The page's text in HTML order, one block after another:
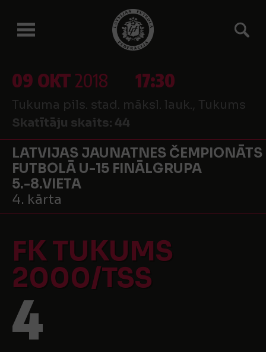
09 OKT2018 17:30
Tukuma pils. stad. māksl. lauk., Tukums
Skatītāju skaits: 44
LATVIJAS JAUNATNES ČEMPIONĀTS
FUTBOLĀ U-15 FINĀLGRUPA
5.-8.VIETA
4. kārta
FK TUKUMS
2000/TSS
4